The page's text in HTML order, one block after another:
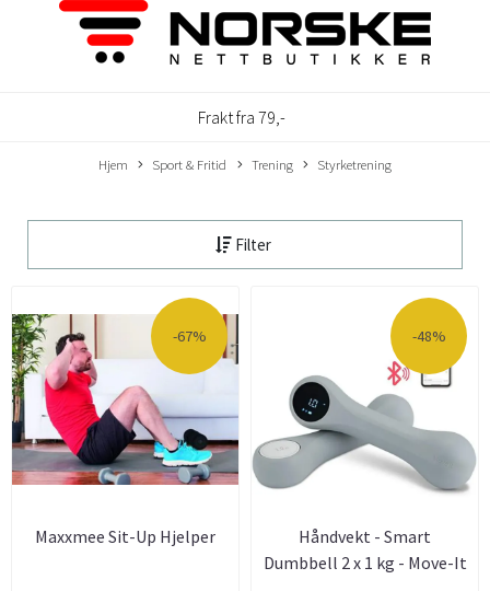
Frakt fra 79,-
Hjem Sport & Fritid Trening Styrketrening
Filter
-67%
Maxxmee Sit-Up Hjelper
-48%
Håndvekt - Smart
Dumbbell 2 x 1 kg - Move-It